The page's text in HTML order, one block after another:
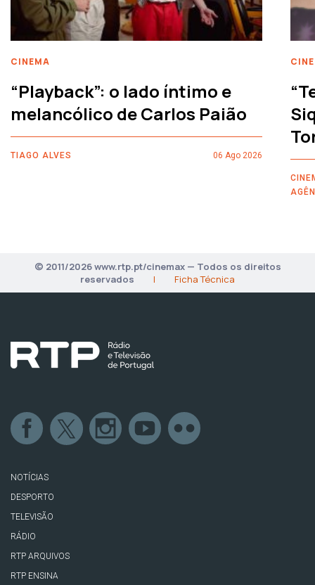
CINEMA
“Playback”: o lado íntimo e
melancólico de Carlos Paião
TIAGO ALVES 06 Ago 2026
© 2011/2026 www.rtp.pt/cinemax — Todos os direitos
reservados
| Ficha Técnica
NOTÍCIAS
DESPORTO
TELEVISÃO
RÁDIO
RTP ARQUIVOS
RTP ENSINA